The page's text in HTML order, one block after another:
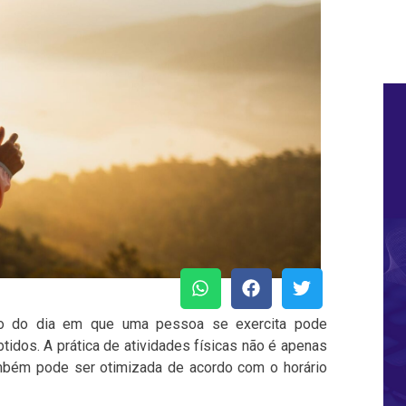
do dia em que uma pessoa se exercita pode
A prática de atividades físicas não é apenas
pode ser otimizada de acordo com o horário